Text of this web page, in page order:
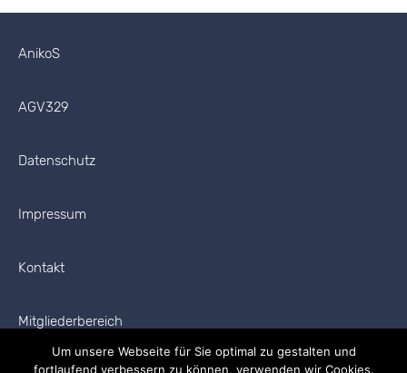
AnikoS
AGV329
Datenschutz
Impressum
Kontakt
Mitgliederbereich
Um unsere Webseite für Sie optimal zu gestalten und
fortlaufend verbessern zu können, verwenden wir Cookies.